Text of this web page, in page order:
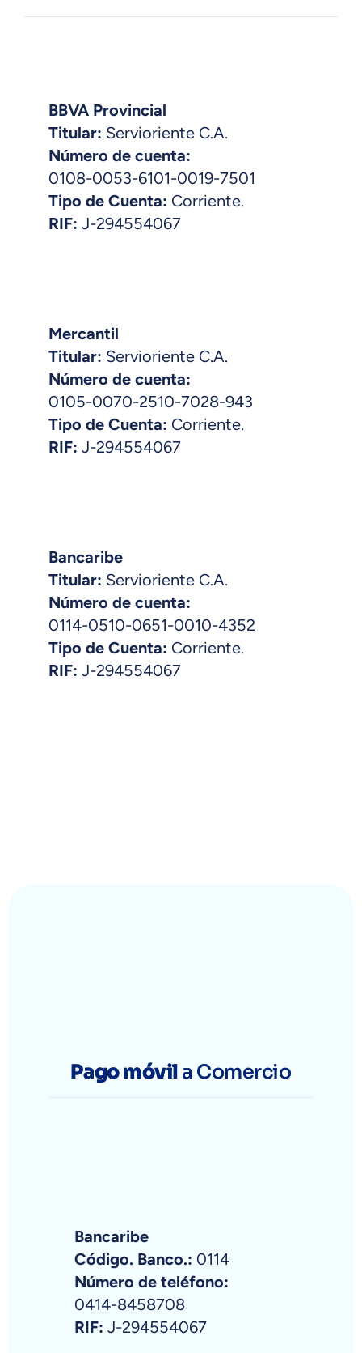
BBVA Provincial
Titular: Servioriente C.A.
Número de cuenta:
0108-0053-6101-0019-7501
Tipo de Cuenta: Corriente.
RIF: J-294554067
Mercantil
Titular: Servioriente C.A.
Número de cuenta:
0105-0070-2510-7028-943
Tipo de Cuenta: Corriente.
RIF: J-294554067
Bancaribe
Titular: Servioriente C.A.
Número de cuenta:
0114-0510-0651-0010-4352
Tipo de Cuenta: Corriente.
RIF: J-294554067
Pago móvil a Comercio
Bancaribe
Código. Banco.: 0114
Número de teléfono:
0414-8458708
RIF: J-294554067